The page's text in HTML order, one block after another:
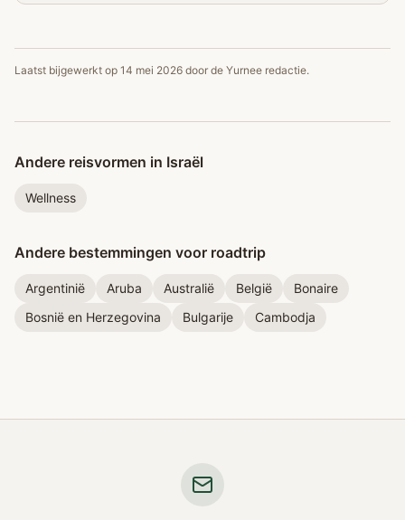
Laatst bijgewerkt op 14 mei 2026 door de Yurnee redactie.
Andere reisvormen in Israël
Wellness
Andere bestemmingen voor roadtrip
Argentinië Aruba Australië België
Bonaire
Bosnië en Herzegovina
Bulgarije Cambodja